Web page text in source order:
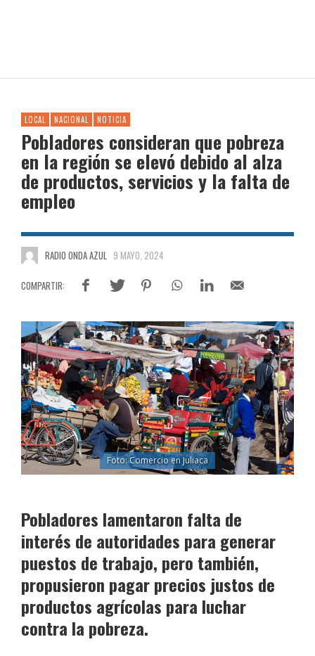
LOCAL NACIONAL NOTICIA
Pobladores consideran que pobreza
en la región se elevó debido al alza
de productos, servicios y la falta de
empleo
RADIO ONDA AZUL 9 MAYO, 2024
Foto: Comercio en Juliaca
Pobladores lamentaron falta de
interés de autoridades para generar
puestos de trabajo, pero también,
propusieron pagar precios justos de
productos agrícolas para luchar
contra la pobreza.